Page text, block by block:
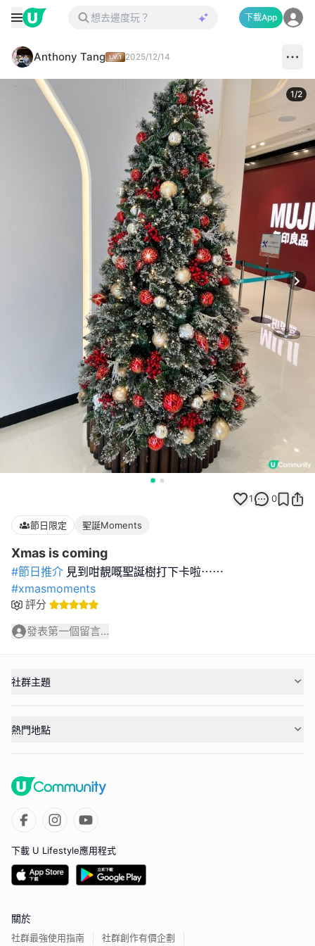
下載App
Anthony Tang 2025/12/14
1/2
1 0
節日限定 聖誕Moments
Xmas is coming
#節日推介
#xmasmoments
評分
發表第一個留言...
社群主題
熱門地點
下載 U Lifestyle應用程式
關於
社群最強使用指南 社群創作有價企劃